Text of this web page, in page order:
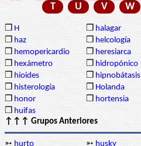
T
U V W
❒ H ❒ halagar
❒ haz ❒ helcología
❒ hemopericardio ❒ heresiarca
❒ hexámetro ❒ hidropónico
❒ hioides ❒ hipnobátasis
❒ histerología ❒ Holanda
❒ honor ❒ hortensia
❒ huifas
↑↑↑ Grupos Anteriores
➳ hurto ➳ husky